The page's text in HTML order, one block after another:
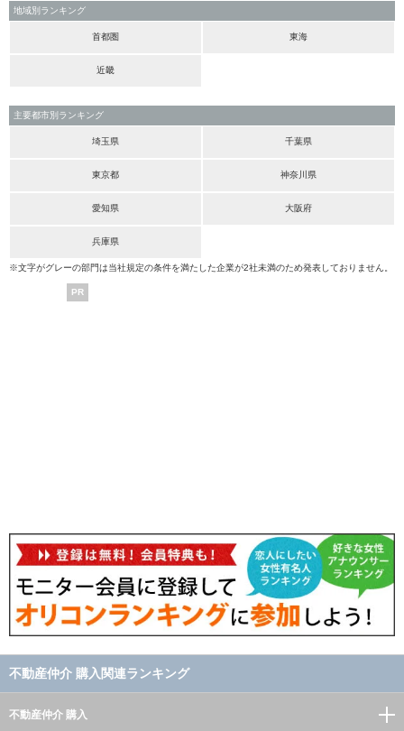
地域別ランキング
首都圏 東海
近畿
主要都市別ランキング
埼玉県 千葉県
東京都 神奈川県
愛知県 大阪府
兵庫県
※文字がグレーの部門は当社規定の条件を満たした企業が2社未満のため発表しておりません。
PR
不動産仲介 購入関連ランキング
不動産仲介 購入